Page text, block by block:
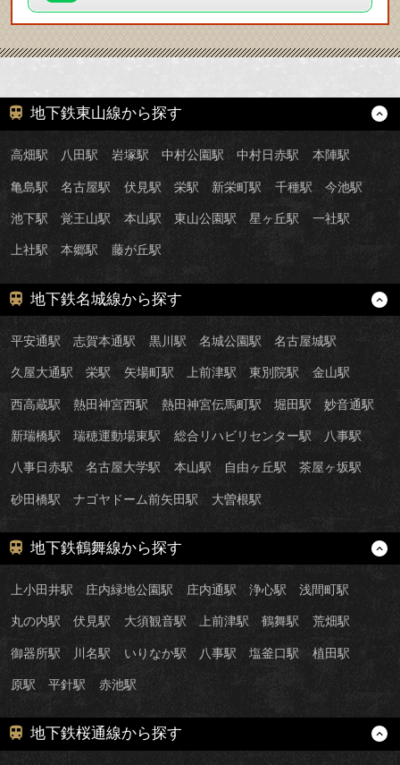
地下鉄東山線から探す
高畑駅 八田駅 岩塚駅 中村公園駅 中村日赤駅 本陣駅
亀島駅 名古屋駅 伏見駅 栄駅 新栄町駅 千種駅 今池駅
池下駅 覚王山駅 本山駅 東山公園駅 星ヶ丘駅 一社駅
上社駅 本郷駅 藤が丘駅
地下鉄名城線から探す
平安通駅 志賀本通駅 黒川駅 名城公園駅 名古屋城駅
久屋大通駅 栄駅 矢場町駅 上前津駅 東別院駅 金山駅
西高蔵駅 熱田神宮西駅 熱田神宮伝馬町駅 堀田駅 妙音通駅
新瑞橋駅 瑞穂運動場東駅 総合リハビリセンター駅 八事駅
八事日赤駅 名古屋大学駅 本山駅 自由ヶ丘駅 茶屋ヶ坂駅
砂田橋駅 ナゴヤドーム前矢田駅 大曽根駅
地下鉄鶴舞線から探す
上小田井駅 庄内緑地公園駅 庄内通駅 浄心駅 浅間町駅
丸の内駅 伏見駅 大須観音駅 上前津駅 鶴舞駅 荒畑駅
御器所駅 川名駅 いりなか駅 八事駅 塩釜口駅 植田駅
原駅 平針駅 赤池駅
地下鉄桜通線から探す